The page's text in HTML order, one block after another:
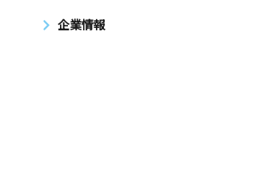
企業情報